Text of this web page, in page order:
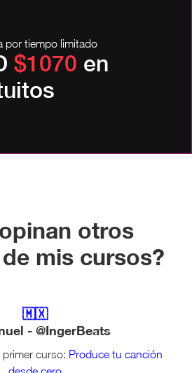
por tiempo limitado
$1070 en
otros
mis cursos?
🇲🇽
- @IngerBeats
curso: Produce tu canción